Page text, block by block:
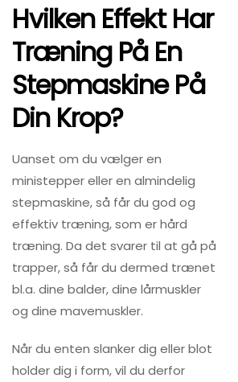
Hvilken Effekt Har
Træning På En
Stepmaskine På
Din Krop?
Uanset om du vælger en
ministepper eller en almindelig
stepmaskine, så får du god og
effektiv træning, som er hård
træning. Da det svarer til at gå på
trapper, så får du dermed trænet
bl.a. dine balder, dine lårmuskler
og dine mavemuskler.
Når du enten slanker dig eller blot
holder dig i form, vil du derfor